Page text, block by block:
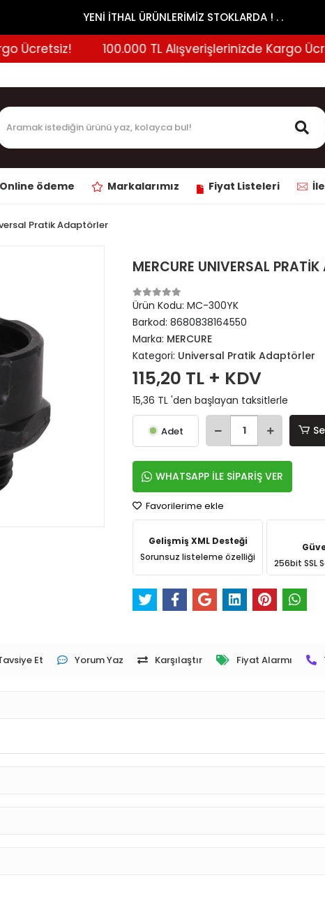
YENİ İTHAL ÜRÜNLERİMİZ STOKLARDA ! . .
Ücretsiz! 100.000 TL Alışverişlerinizde Kargo
Online ödeme Markalarımız Fiyat Listeleri
Pratik Adaptörler
MERCURE UNIVERSAL
Ürün Kodu:MC-300YK
Barkod:8680838164550
Marka: MERCURE
Kategori: Universal Pratik Adaptörler
115,20 TL + KDV
15,36 TL 'den başlayan taksitlerle
Adet
WHATSAPP İLE SİPARİŞ VER
Favorilerime ekle
Gelişmiş XML Desteği
Sorunsuz listeleme özelliği
256bit SSL
Et Yorum Yaz Karşılaştır Fiyat Alarmı